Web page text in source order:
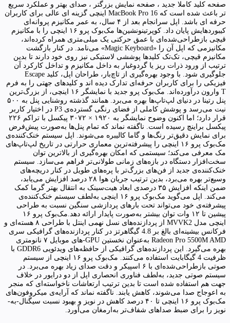
صفحه کلید کاملا جدید ، صفحه نمایش بزرگتر ، صدای بهتر و عملکرد سریع
تر باعث شده است که MacBook Pro 16 اینچی گزینه ای عالی برای کاربران
حرفه ای باشد. اپل سرانجام بعد از ۴ سال، به عمر مکانیزم پروانه‌ای
کیبورد‌هایش پایان داد. کوپرتینونشین‌ها مک‌بوک پرو ۱۶ اینچی را با مکانیزم
قیچی بازطراحی‌شده‌ای با عمق حرکتی یک میلی‌متری همراه کرده‌اند،
مکانیزمی که اپل آن را «Magic Keyboard» می‌‌نامد. در کنار بازگشت
مکانیزم قیچی، تک‌تک کلیدها پوششی لاستیکی نیز روی خود دارند تا بدین
ترتیب از ورود ذرات ریز یا گردوغبار به داخل مکانیزم و تداخل کارکرد آن
جلوگیری شود. با وجود بهره‌گیری از تاچ‌بار، طراحان اپل، کلید Escape
فیزیکی را برای کاربران حرفه‌ای تدارک دیده اند و کلیدهای جهتی را به فرم
T‌ وارون درآورده‌اند. مک‌بوک پرو جدید با نمایشگر ۱۶ اینچی، از بزرگ‌ترین
پنل رتینا در دنیای لپ‌تاپ‌ها بهره می‌برد. همانند گذشته روشنایی پنل به ۵۰۰
نیت می‌رسد و پوشش کاملی از فضای رنگی گسترده‌ی P3 در اختیار کاربر
قرار دارد؛ اما اکنون وضوح نمایشگر به ۱۹۲۰ × ۳۰۷۲ پیکسل با تراکم ۲۲۶
پیکسل‌ براینچ رسیده است. ناگفته نماند که تمام پنل‌ها به‌صورت پیش‌فرض
برای نمایش دقیق‌تر رنگ‌ها و گاما کالیبره می‌شوند. اپل سیستم خنک‌کننده‌ی
مک‌بوک پرو ۱۶ اینچی را پیشرفته‌ترین معماری حرارتی در تاریخ لپ‌تاپ‌های
مک معرفی می‌کند؛ سیستمی که امکان بهره‌گیری از بالاترین توان
سخت‌افزار دستگاه در بازه‌های زمانی طولانی‌تر فراهم می‌سازد. سیستم
خنک‌کننده‌ی جدید از فن‌های بزرگ‌تر با پره‌های طویل در کنار دریچه‌های
وسیع‌تر بهره می‌برد، بدین‌ ترتیب جریان هوا ۲۸ درصد افزایش می‌یابد،
ضمن اینکه افزایش ۳۵ درصدی ابعاد هیت‌سینک به انتقال بهتر گرما کمک
می‌کند. اپل می‌گوید مک‌بوک پرو ۱۶ اینچی به‌لطف سیستم خنک‌کننده‌ی
پیشرفته‌ی خود می‌‌تواند تحت بارهای پردازشی سنگین نسبت به طراحی
پیشین تا ۱۲ وات توان بیشتر به‌صورت پایدار ارائه دهد.مک‌بوک پرو ۱۶
اینچی مدل MVVK2 از پردازنده‌های نسل نهمی اینتل با طراحی ۸ هسته‌ای و
فرکانس بیشینه‌ای بالغ بر 4.8 گیگاهرتز در کنار پردازنده‌های گرافیکی سری
Radeon Pro 5500M‌ AMD به‌عنوان نخستین GPU-‌های موبایل ۷ نانومتری
بهره می‌گیرد. این پردازنده‌های گرافیکی از حافظه‌های ویدئویی GDDR6 با
ظرفیت 4 گیگابایت استفاده می‌کنند. مک‌بوک پرو ۱۶ اینچی از سیستم
صوتی بازطراحی‌شده‌ای با ۶ اسپیکر و دقت صدای زیاد بهره می‌برد. در
سیستم صوتی جدید، به‌لطف فناوری انحصاری اپل از دو درایور در خلاف
جهت هم استفاده شده است تا بدین ترتیب ارتعاشات ناخواسته‌ای که منجر
به اعوجاج صدا می‌شوند، کاهش یابند. ناگفته نماند که آرایه‌ی میکروفون‌های
مک‌بوک پرو ۱۶ اینچی تا ۴۰ درصد کاهش در نویز و بهبود نسبت سیگنال-به‌-
نویز را برای ضبط صداهای شفاف‌تر به‌ارمغان می‌آورد.